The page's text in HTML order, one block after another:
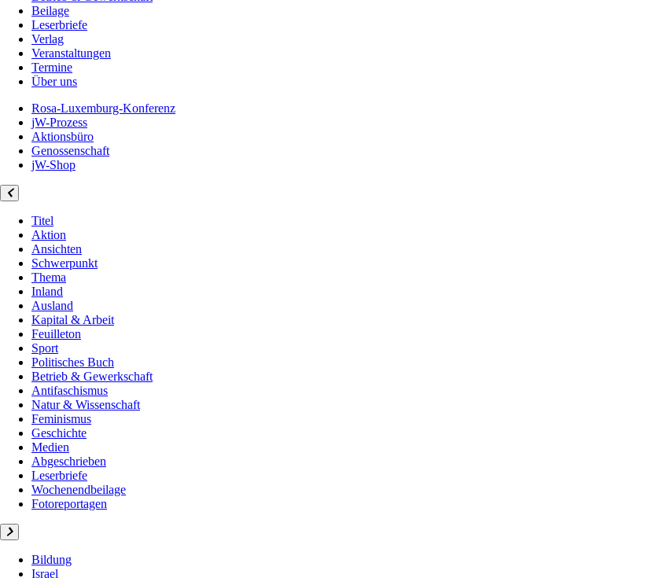
Beilage
Leserbriefe
Verlag
Veranstaltungen
Termine
Über uns
Rosa-Luxemburg-Konferenz
jW-Prozess
Aktionsbüro
Genossenschaft
jW-Shop
Titel
Aktion
Ansichten
Schwerpunkt
Thema
Inland
Ausland
Kapital & Arbeit
Feuilleton
Sport
Politisches Buch
Betrieb & Gewerkschaft
Antifaschismus
Natur & Wissenschaft
Feminismus
Geschichte
Medien
Abgeschrieben
Leserbriefe
Wochenendbeilage
Fotoreportagen
Bildung
Israel